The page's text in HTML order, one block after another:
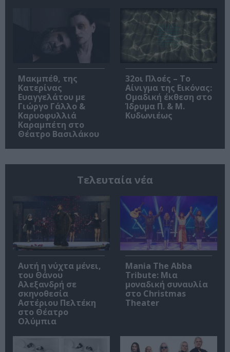
Μακμπέθ, της
Κατερίνας
Ευαγγελάτου με
Γιώργο Γάλλο &
Καρυοφυλλιά
Καραμπέτη στο
Θέατρο Βασιλάκου
32οι Πλοές – Το
Αίνιγμα της Εικόνας:
Ομαδική έκθεση στο
Ίδρυμα Π. & Μ.
Κυδωνιέως
Τελευταία νέα
Αυτή η νύχτα μένει,
του Θάνου
Αλεξανδρή σε
σκηνοθεσία
Αστέριου Πελτέκη
στο Θέατρο
Ολύμπια
Mania The Abba
Tribute: Μια
μοναδική συναυλία
στο Christmas
Theater